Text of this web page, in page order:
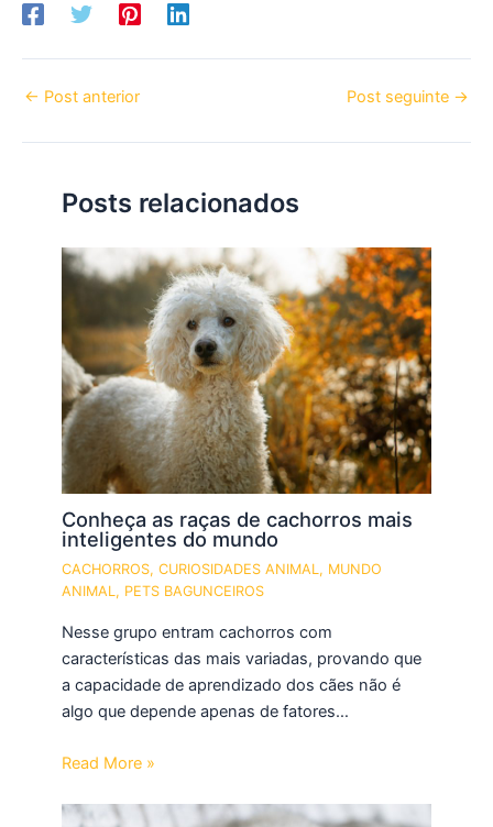
← Post anterior Post seguinte →
Posts relacionados
Conheça as raças de cachorros mais
inteligentes do mundo
CACHORROS,CURIOSIDADES ANIMAL, MUNDO
ANIMAL, PETS BAGUNCEIROS
Nesse grupo entram cachorros com
características das mais variadas, provando que
a capacidade de aprendizado dos cães não é
algo que depende apenas de fatores…
Read More »